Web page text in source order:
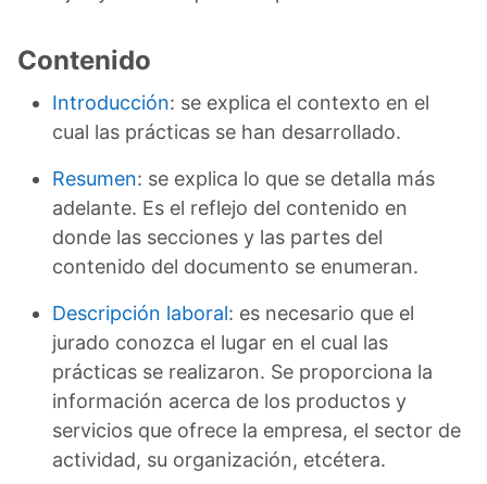
Contenido
Introducción: se explica el contexto en el
cual las prácticas se han desarrollado.
Resumen: se explica lo que se detalla más
adelante. Es el reflejo del contenido en
donde las secciones y las partes del
contenido del documento se enumeran.
Descripción laboral: es necesario que el
jurado conozca el lugar en el cual las
prácticas se realizaron. Se proporciona la
información acerca de los productos y
servicios que ofrece la empresa, el sector de
actividad, su organización, etcétera.